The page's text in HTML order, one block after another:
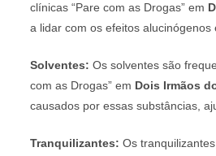
clínicas “Pare com as Drogas” em
a lidar com os efeitos
Solventes: Os solventes são
com as Drogas” em Dois Irmãos
causados por essas substâncias,
Tranquilizantes: Os